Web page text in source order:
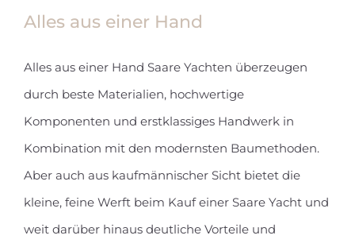
Alles aus einer Hand
Alles aus einer Hand
Alles aus einer Hand Saare Yachten überzeugen
durch beste Materialien, hochwertige
Komponenten und erstklassiges Handwerk in
Kombination mit den modernsten Baumethoden.
Aber auch aus kaufmännischer Sicht bietet die
kleine, feine Werft beim Kauf einer Saare Yacht und
weit darüber hinaus deutliche Vorteile und